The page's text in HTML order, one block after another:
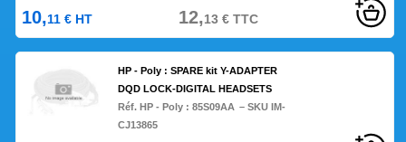
10,11 € HT 12,13€TTC
HP - Poly : SPARE kit Y-ADAPTER
DQD LOCK-DIGITAL HEADSETS
Réf. HP - Poly :85S09AA – SKU IM-
CJ13865